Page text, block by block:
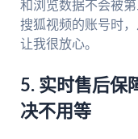
和浏览数据不会被
搜狐视频的账号时
让我很放心。
5. 实时售后保
决不用等